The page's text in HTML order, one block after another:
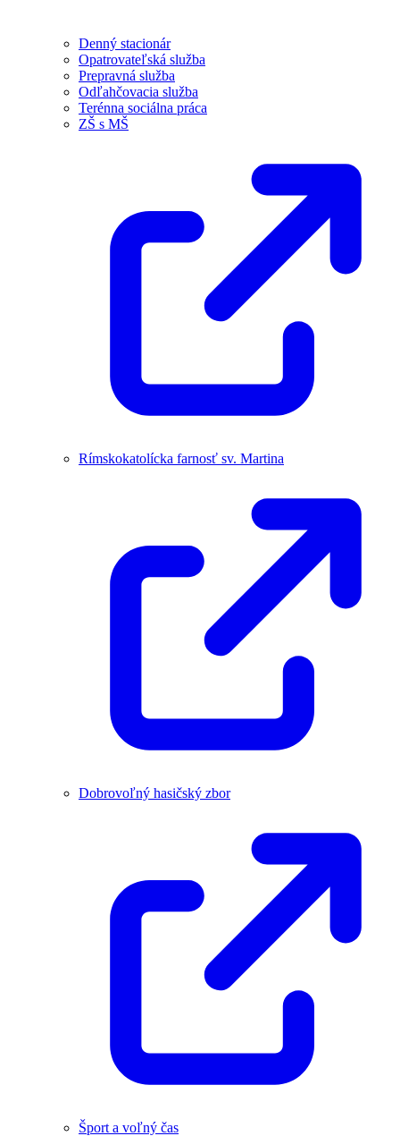
Denný stacionár
Opatrovateľská služba
Prepravná služba
Odľahčovacia služba
Terénna sociálna práca
ZŠ s MŠ
Rímskokatolícka farnosť sv. Martina
Dobrovoľný hasičský zbor
Šport a voľný čas